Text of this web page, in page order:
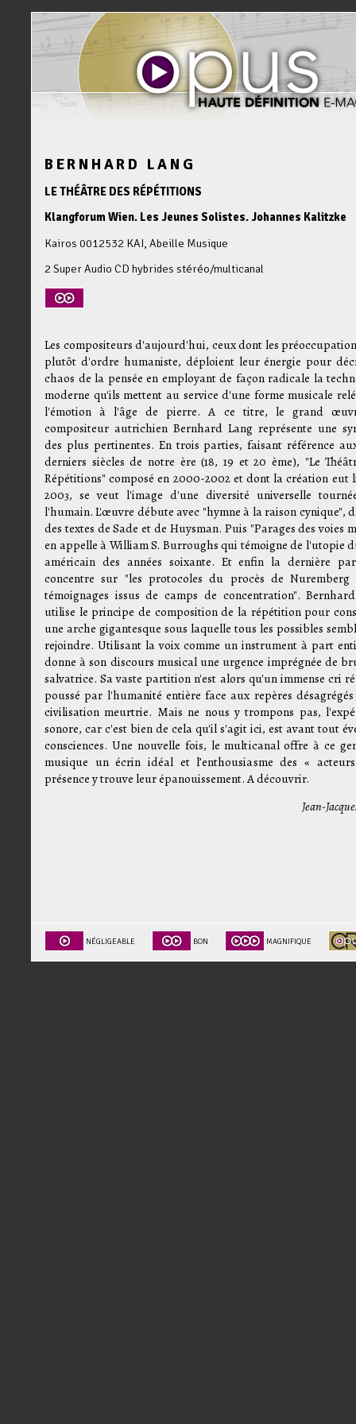
BERNHARD LANG
LE THÉÂTRE DES RÉPÉTITIONS
Klangforum Wien. Les Jeunes Solistes. Johannes Kalitzke
Kairos 0012532 KAI, Abeille Musique
2 Super Audio CD hybrides stéréo/multicanal
Les compositeurs d'aujourd'hui, ceux dont les
plutôt d'ordre humaniste, déploient leur énergie pour
chaos de la pensée en employant de façon radicale la
moderne qu'ils mettent au service d'une forme musicale
l'émotion à l'âge de pierre. A ce titre, le grand
compositeur autrichien Bernhard Lang représente une
des plus pertinentes. En trois parties, faisant référence
derniers siècles de notre ère (18, 19 et 20 ème), "Le
Répétitions" composé en 2000-2002 et dont la création eut
2003, se veut l'image d'une diversité universelle
l'humain. L'œuvre débute avec "hymne à la raison cynique",
des textes de Sade et de Huysman. Puis "Parages des voies
en appelle à William S. Burroughs qui témoigne de l'utopie
américain des années soixante. Et enfin la dernière
concentre sur "les protocoles du procès de Nuremberg
témoignages issus de camps de concentration".
utilise le principe de composition de la répétition pour
une arche gigantesque sous laquelle tous les possibles
rejoindre. Utilisant la voix comme un instrument à part
donne à son discours musical une urgence imprégnée de
salvatrice. Sa vaste partition n'est alors qu'un immense cri
poussé par l'humanité entière face aux repères
civilisation meurtrie. Mais ne nous y trompons pas,
sonore, car c'est bien de cela qu'il s'agit ici, est avant tout
consciences. Une nouvelle fois, le multicanal offre à ce
musique un écrin idéal et l’enthousiasme des «
présence y trouve leur épanouissement. A découvrir.
Jean-
NÉGLIGEABLE BON MAGNIFIQUE